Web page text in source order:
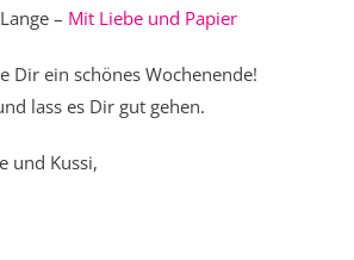
– Mit Liebe und Papier
Dir ein schönes Wochenende!
lass es Dir gut gehen.
und Kussi,